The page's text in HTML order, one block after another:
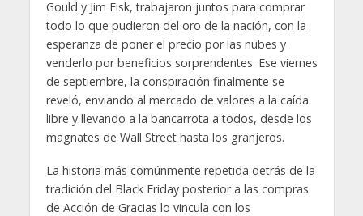
Gould y Jim Fisk, trabajaron juntos para comprar
todo lo que pudieron del oro de la nación, con la
esperanza de poner el precio por las nubes y
venderlo por beneficios sorprendentes. Ese viernes
de septiembre, la conspiración finalmente se
reveló, enviando al mercado de valores a la caída
libre y llevando a la bancarrota a todos, desde los
magnates de Wall Street hasta los granjeros.
La historia más comúnmente repetida detrás de la
tradición del Black Friday posterior a las compras
de Acción de Gracias lo vincula con los